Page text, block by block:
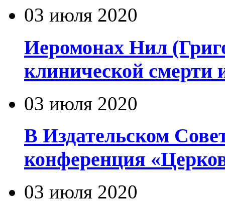
03 июля 2020
Иеромонах Нил
клинической смерти
03 июля 2020
В Издательском
конференция
03 июля 2020